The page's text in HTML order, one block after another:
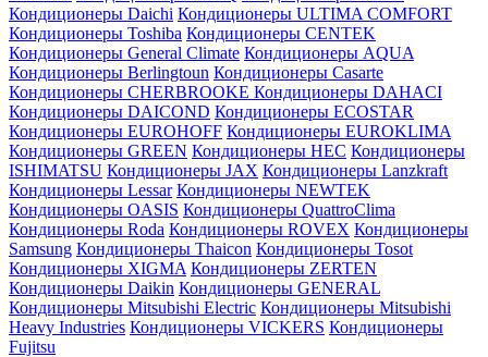
Кондиционеры Daichi Кондиционеры ULTIMA COMFORT
Кондиционеры Toshiba Кондиционеры CENTEK
Кондиционеры General Climate Кондиционеры AQUA
Кондиционеры Berlingtoun Кондиционеры Casarte
Кондиционеры CHERBROOKE Кондиционеры DAHACI
Кондиционеры DAICOND Кондиционеры ECOSTAR
Кондиционеры EUROHOFF Кондиционеры EUROKLIMA
Кондиционеры GREEN Кондиционеры HEC Кондиционеры
ISHIMATSU Кондиционеры JAX Кондиционеры Lanzkraft
Кондиционеры Lessar Кондиционеры NEWTEK
Кондиционеры OASIS Кондиционеры QuattroClima
Кондиционеры Roda Кондиционеры ROVEX Кондиционеры
Samsung Кондиционеры Thaicon Кондиционеры Tosot
Кондиционеры XIGMA Кондиционеры ZERTEN
Кондиционеры Daikin Кондиционеры GENERAL
Кондиционеры Mitsubishi Electric Кондиционеры Mitsubishi
Heavy Industries Кондиционеры VICKERS Кондиционеры
Fujitsu